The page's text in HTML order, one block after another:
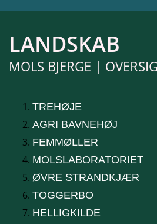
LANDSKAB
MOLS BJERGE |
TREHØJE
AGRI BAVNEHØJ
FEMMØLLER
MOLSLABORATORIET
ØVRE STRANDKJÆR
TOGGERBO
HELLIGKILDE